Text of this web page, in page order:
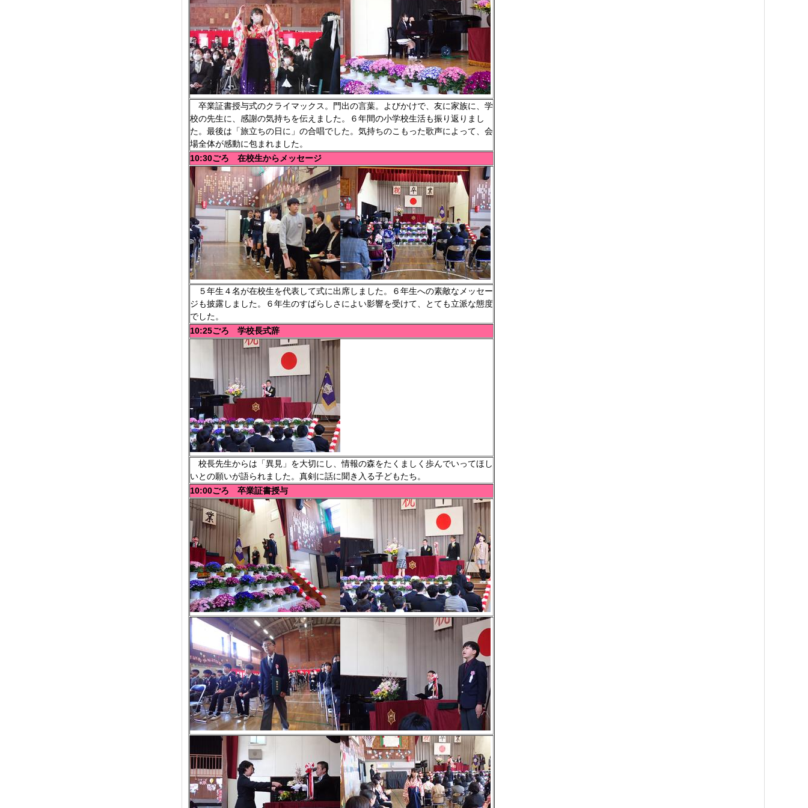
卒業証書授与式のクライマックス。門出の言葉。よびかけで、友に家族に、学
校の先生に、感謝の気持ちを伝えました。６年間の小学校生活も振り返りまし
た。最後は「旅立ちの日に」の合唱でした。気持ちのこもった歌声によって、会
場全体が感動に包まれました。
10:30ごろ 在校生からメッセージ
５年生４名が在校生を代表して式に出席しました。６年生への素敵なメッセー
ジも披露しました。６年生のすばらしさによい影響を受けて、とても立派な態度
でした。
10:25ごろ 学校長式辞
校長先生からは「異見」を大切にし、情報の森をたくましく歩んでいってほし
いとの願いが語られました。真剣に話に聞き入る子どもたち。
10:00ごろ 卒業証書授与